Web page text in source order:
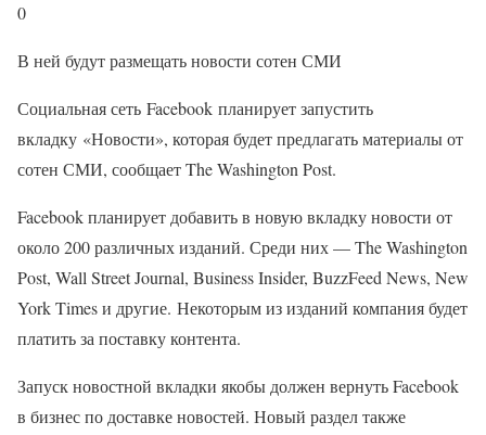
0
В ней будут размещать новости сотен СМИ
Социальная сеть Facebook планирует запустить
вкладку «Новости», которая будет предлагать материалы от
сотен СМИ, сообщает The Washington Post.
Facebook планирует добавить в новую вкладку новости от
около 200 различных изданий. Среди них — The Washington
Post, Wall Street Journal, Business Insider, BuzzFeed News, New
York Times и другие. Некоторым из изданий компания будет
платить за поставку контента.
Запуск новостной вкладки якобы должен вернуть Facebook
в бизнес по доставке новостей. Новый раздел также